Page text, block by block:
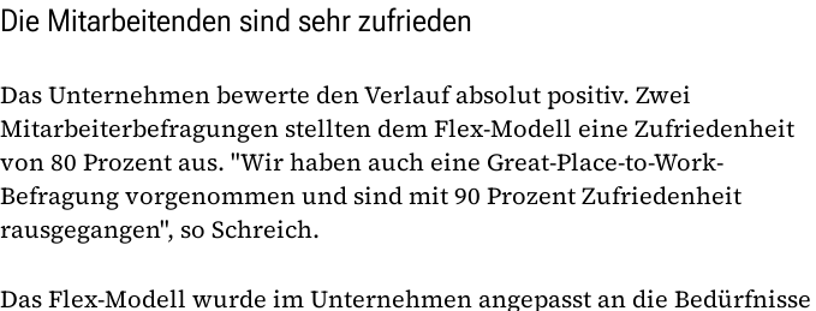
Die Mitarbeitenden sind sehr zufrieden
Das Unternehmen bewerte den Verlauf absolut positiv. Zwei
Mitarbeiterbefragungen stellten dem Flex-Modell eine Zufriedenheit
von 80 Prozent aus. "Wir haben auch eine Great-Place-to-Work-
Befragung vorgenommen und sind mit 90 Prozent Zufriedenheit
rausgegangen", so Schreich.
Das Flex-Modell wurde im Unternehmen angepasst an die Bedürfnisse